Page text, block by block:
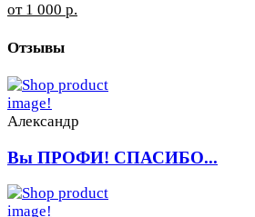
от 1 000 р.
Отзывы
Александр
Вы ПРОФИ! СПАСИБО...